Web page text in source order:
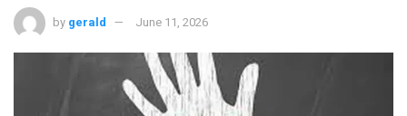
by gerald June 11, 2026